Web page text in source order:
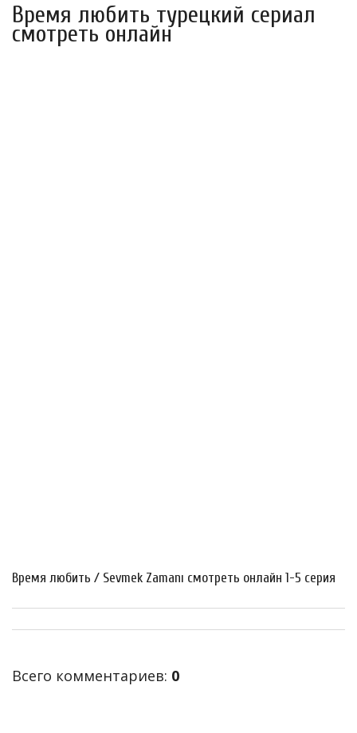
Время любить турецкий сериал
смотреть онлайн
Время любить / Sevmek Zamanı смотреть онлайн 1-5 серия
Всего комментариев: 0